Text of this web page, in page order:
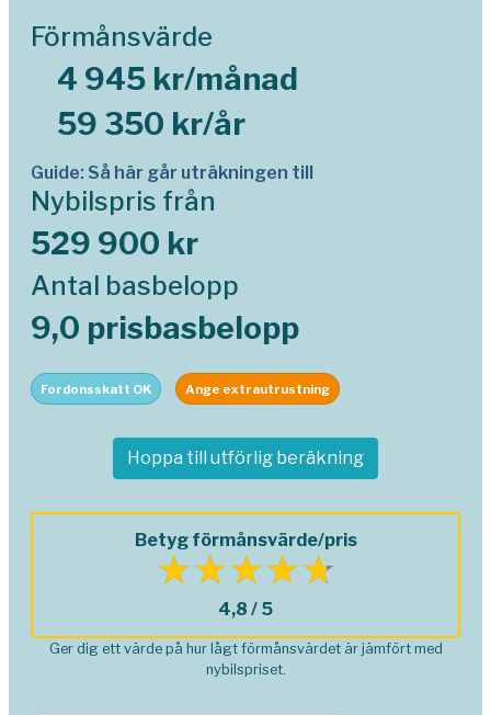
Förmånsvärde
4 945 kr/månad
59 350 kr/år
Guide: Så här går uträkningen till
Nybilspris från
529 900 kr
Antal basbelopp
9,0 prisbasbelopp
Fordonsskatt OK Ange extrautrustning
Hoppa till utförlig beräkning
Betyg förmånsvärde/pris
4,8 / 5
Ger dig ett värde på hur lågt förmånsvärdet är jämfört med
nybilspriset.